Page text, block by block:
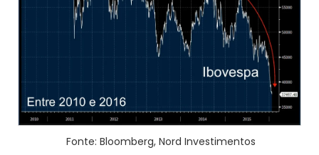
Fonte: Bloomberg, Nord Investimentos